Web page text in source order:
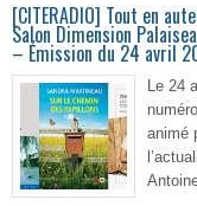
[CITERADIO] Tout en
Salon Dimension
– Émission du 24 avril
Le 24
animé